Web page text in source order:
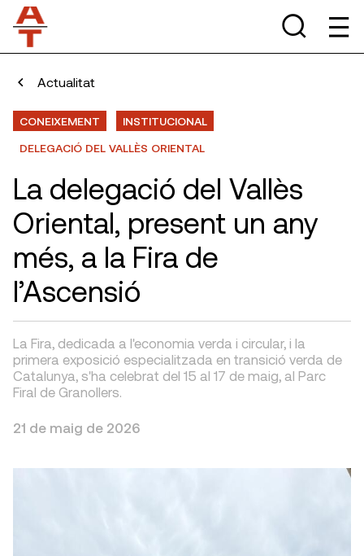
Actualitat
CONEIXEMENT
INSTITUCIONAL
DELEGACIÓ DEL VALLÈS ORIENTAL
La delegació del Vallès
Oriental, present un any
més, a la Fira de
l’Ascensió
La Fira, dedicada a l'economia verda i circular, i la
primera exposició especialitzada en transició verda de
Catalunya, s'ha celebrat del 15 al 17 de maig, al Parc
Firal de Granollers.
21 de maig de 2026